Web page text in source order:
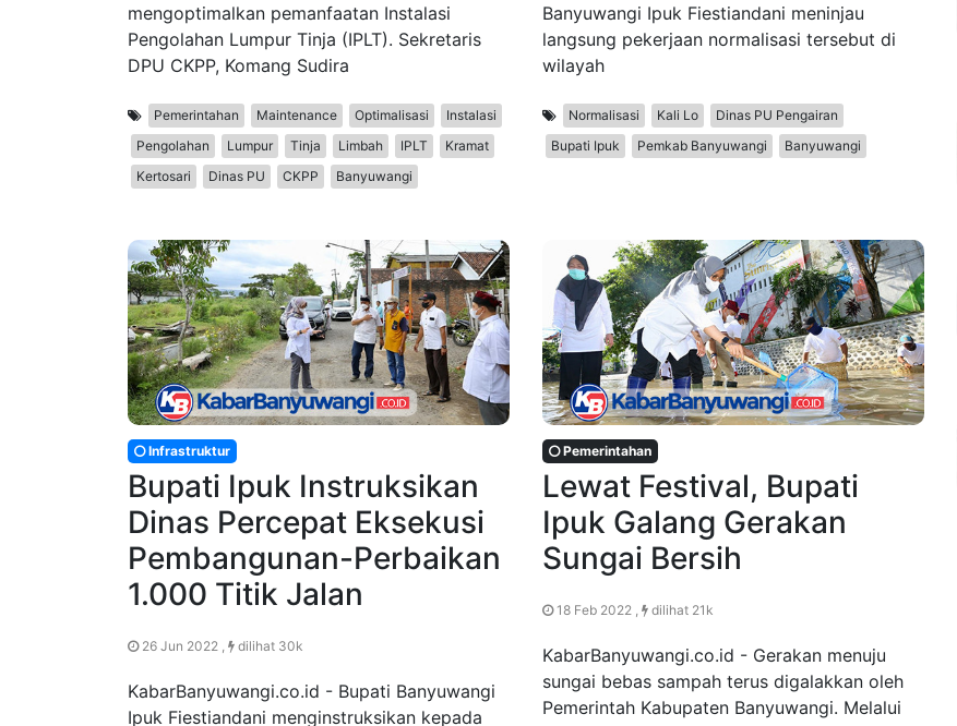
mengoptimalkan pemanfaatan Instalasi
Pengolahan Lumpur Tinja (IPLT). Sekretaris
DPU CKPP, Komang Sudira
Pemerintahan Maintenance Optimalisasi
Instalasi
Pengolahan
Lumpur Tinja Limbah IPLT
Kramat
Kertosari
Dinas PU CKPP Banyuwangi
Banyuwangi Ipuk Fiestiandani meninjau
langsung pekerjaan normalisasi tersebut di
wilayah
Normalisasi Kali Lo
Dinas PU Pengairan
Bupati Ipuk
Pemkab Banyuwangi Banyuwangi
Infrastruktur
Bupati Ipuk Instruksikan
Dinas Percepat Eksekusi
Pembangunan-Perbaikan
1.000 Titik Jalan
26 Jun 2022 , dilihat 30k
KabarBanyuwangi.co.id - Bupati Banyuwangi
Ipuk Fiestiandani menginstruksikan kepada
Pemerintahan
Lewat Festival, Bupati
Ipuk Galang Gerakan
Sungai Bersih
18 Feb 2022 , dilihat 21k
KabarBanyuwangi.co.id - Gerakan menuju
sungai bebas sampah terus digalakkan oleh
Pemerintah Kabupaten Banyuwangi. Melalui